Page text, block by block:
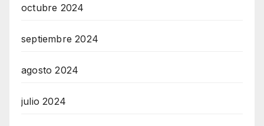
octubre 2024
septiembre 2024
agosto 2024
julio 2024